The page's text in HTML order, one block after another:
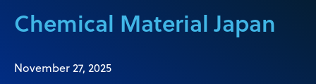
Chemical Material Japan
November 27, 2025